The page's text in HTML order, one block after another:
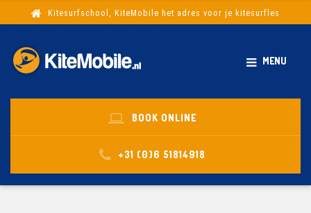
Kitesurfschool, KiteMobile het adres voor je kitesurfles
MENU
BOOK ONLINE
+31 (0)6 51814918